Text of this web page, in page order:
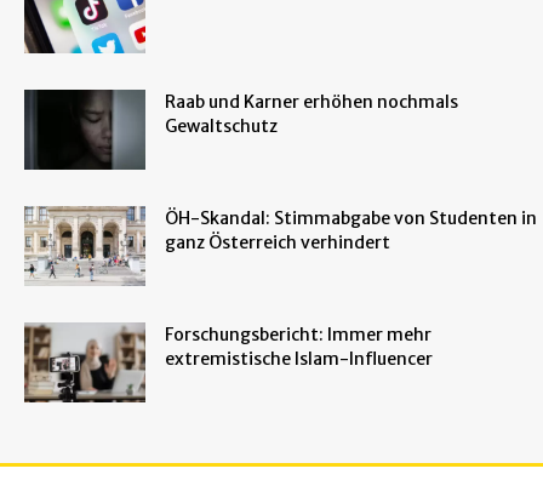
Raab und Karner erhöhen nochmals
Gewaltschutz
ÖH-Skandal: Stimmabgabe von Studenten in
ganz Österreich verhindert
Forschungsbericht: Immer mehr
extremistische Islam-Influencer